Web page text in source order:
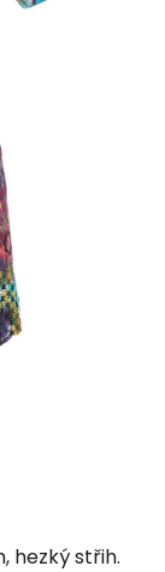
hezký střih.